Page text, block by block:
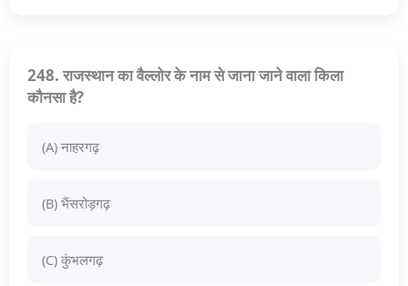
248. राजस्थान का वैल्लोर के नाम से जाना जाने वाला किला
कौनसा है?
(A) नाहरगढ़
(B) भैंसरोड़गढ़
(C) कुंभलगढ़